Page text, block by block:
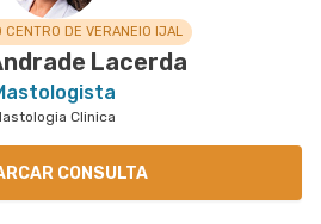
CENTRO DE VERANEIO IJAL
Lacerda
Clinica
CONSULTA